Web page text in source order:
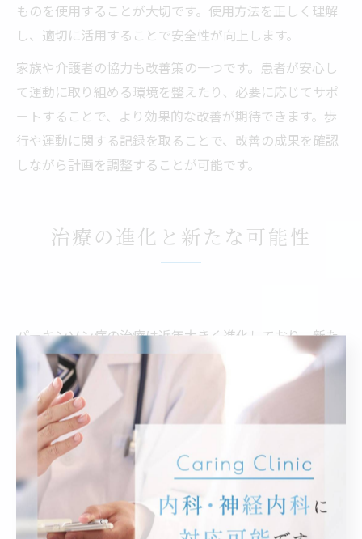
ものを使用することが大切です。使用方法を正しく理解
し、適切に活用することで安全性が向上します。
家族や介護者の協力も改善策の一つです。患者が安心し
て運動に取り組める環境を整えたり、必要に応じてサポ
ートすることで、より効果的な改善が期待できます。歩
行や運動に関する記録を取ることで、改善の成果を確認
しながら計画を調整することが可能です。
治療の進化と新たな可能性
パーキンソン病の治療は近年大きく進化しており、新た
な治療法が患者の生活の質を向上させる可能性を広げて
います。薬物療法や外科的治療、さらには最先端の研究
成果に基づく新しいアプローチが注目されています。
薬物療法の進化は、症状管理において重要な役割を果た
しています。従来のレボドパ製剤は、ドーパミン不足を
補うための中心的な治療法とされてきましたが、近年で
はその作用を持続的に維持するための徐放性製剤や、異